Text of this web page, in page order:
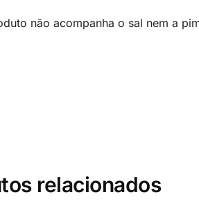
não acompanha o sal nem a
relacionados